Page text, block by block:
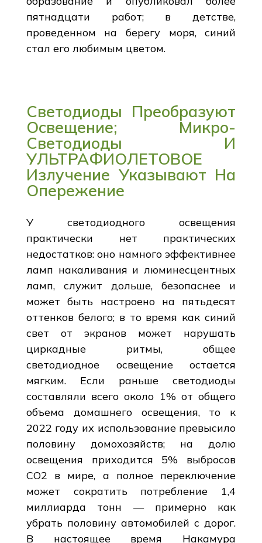
пятнадцати работ; в детстве,
проведенном на берегу моря, синий
стал его любимым цветом.
Светодиоды Преобразуют
Освещение; Микро-
Светодиоды И
УЛЬТРАФИОЛЕТОВОЕ
Излучение Указывают На
Опережение
У светодиодного освещения
практически нет практических
недостатков: оно намного эффективнее
ламп накаливания и люминесцентных
ламп, служит дольше, безопаснее и
может быть настроено на пятьдесят
оттенков белого; в то время как синий
свет от экранов может нарушать
циркадные ритмы, общее
светодиодное освещение остается
мягким. Если раньше светодиоды
составляли всего около 1% от общего
объема домашнего освещения, то к
2022 году их использование превысило
половину домохозяйств; на долю
освещения приходится 5% выбросов
CO2 в мире, а полное переключение
может сократить потребление 1,4
миллиарда тонн — примерно как
убрать половину автомобилей с дорог.
В настоящее время Накамура